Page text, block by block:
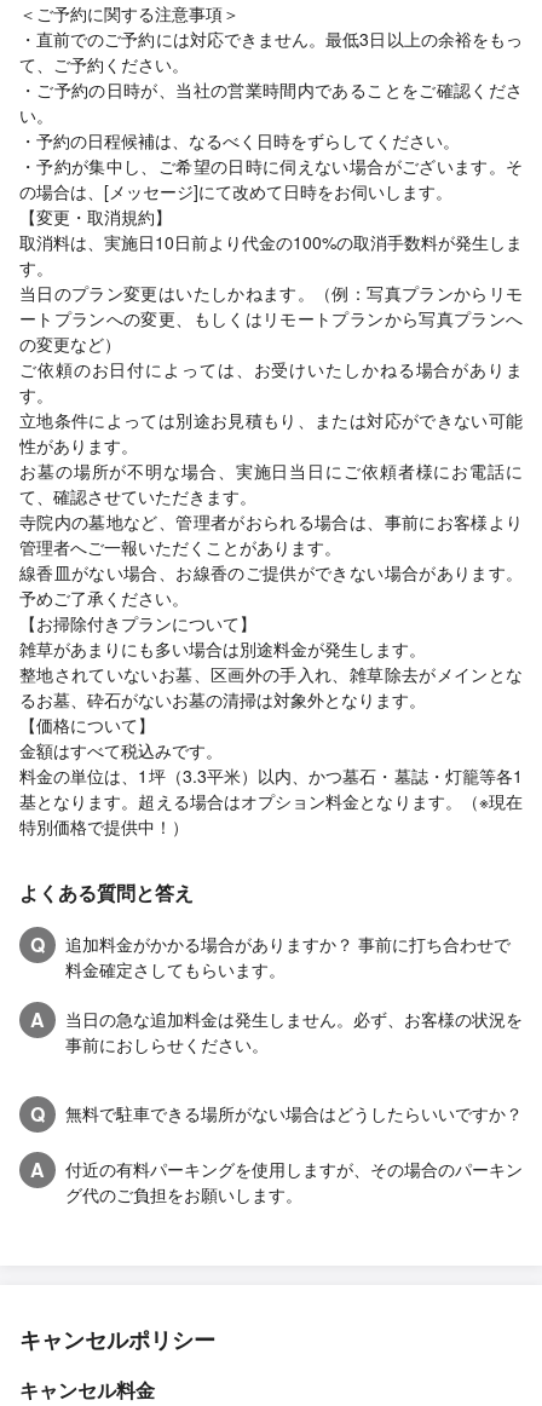
＜ご予約に関する注意事項＞
・直前でのご予約には対応できません。最低3日以上の余裕をもっ
て、ご予約ください。
・ご予約の日時が、当社の営業時間内であることをご確認くださ
い。
・予約の日程候補は、なるべく日時をずらしてください。
・予約が集中し、ご希望の日時に伺えない場合がございます。そ
の場合は、[メッセージ]にて改めて日時をお伺いします。
【変更・取消規約】
取消料は、実施日10日前より代金の100%の取消手数料が発生しま
す。
当日のプラン変更はいたしかねます。（例：写真プランからリモ
ートプランへの変更、もしくはリモートプランから写真プランへ
の変更など）
ご依頼のお日付によっては、お受けいたしかねる場合がありま
す。
立地条件によっては別途お見積もり、または対応ができない可能
性があります。
お墓の場所が不明な場合、実施日当日にご依頼者様にお電話に
て、確認させていただきます。
寺院内の墓地など、管理者がおられる場合は、事前にお客様より
管理者へご一報いただくことがあります。
線香皿がない場合、お線香のご提供ができない場合があります。
予めご了承ください。
【お掃除付きプランについて】
雑草があまりにも多い場合は別途料金が発生します。
整地されていないお墓、区画外の手入れ、雑草除去がメインとな
るお墓、砕石がないお墓の清掃は対象外となります。
【価格について】
金額はすべて税込みです。
料金の単位は、1坪（3.3平米）以内、かつ墓石・墓誌・灯籠等各1
基となります。超える場合はオプション料金となります。（※現在
特別価格で提供中！）
よくある質問と答え
Q
追加料金がかかる場合がありますか？ 事前に打ち合わせで
料金確定さしてもらいます。
A
当日の急な追加料金は発生しません。必ず、お客様の状況を
事前におしらせください。
Q 無料で駐車できる場所がない場合はどうしたらいいですか？
A
付近の有料パーキングを使用しますが、その場合のパーキン
グ代のご負担をお願いします。
キャンセルポリシー
キャンセル料金